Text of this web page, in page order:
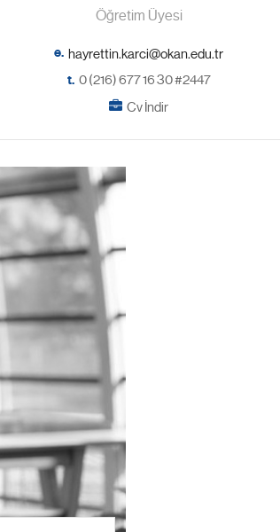
Öğretim Üyesi
e.
t. 0 (216) 677 16 30 #2447
Cv İndir